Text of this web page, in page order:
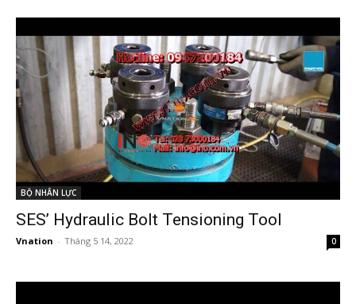
BỘ NHÂN LỰC
SES’ Hydraulic Bolt Tensioning Tool
Vnation - Tháng 5 14, 2022 0